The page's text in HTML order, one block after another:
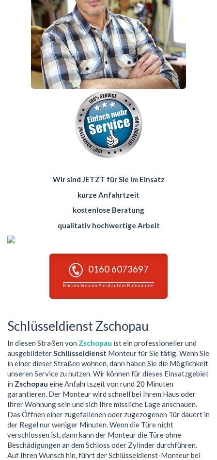
Wir sind JETZT für Sie im Einsatz
kurze Anfahrtzeit
kostenlose Beratung
qualitativ hochwertige Arbeit
0160 6073697
Klicken Sie zum Anruf auf die Rufnummer
Schlüsseldienst Zschopau
In diesen Straßen von Zschopau ist ein professioneller und
ausgebildeterSchlüsseldienst Monteur für Sie tätig. Wenn Sie
in einer dieser Straßen wohnen, dann haben Sie die Möglichkeit
unseren Service zu nutzen. Wir können für dieses Einsatzgebiet
in Zschopau eine Anfahrtszeit von rund 20 Minuten
garantieren. Der Monteur wird schnell bei Ihrem Haus oder
Ihrer Wohnung sein und sich Ihre missliche Lage anschauen.
Das Öffnen einer zugefallenen oder zugezogenen Tür dauert in
der Regel nur weniger Minuten. Wenn die Türe nicht
verschlossen ist, dann kann der Monteur die Türe ohne
Beschädigungen an dem Schloss oder Zylinder durchführen.
Auf Ihren Wunsch hin, führt der Schlüsseldienst-Monteur bei